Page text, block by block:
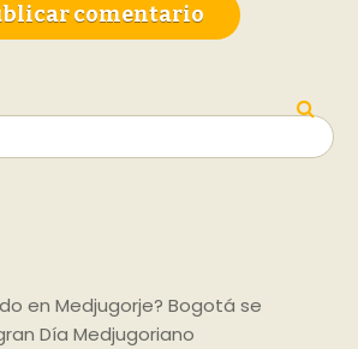
en Medjugorje? Bogotá se
Día Medjugoriano